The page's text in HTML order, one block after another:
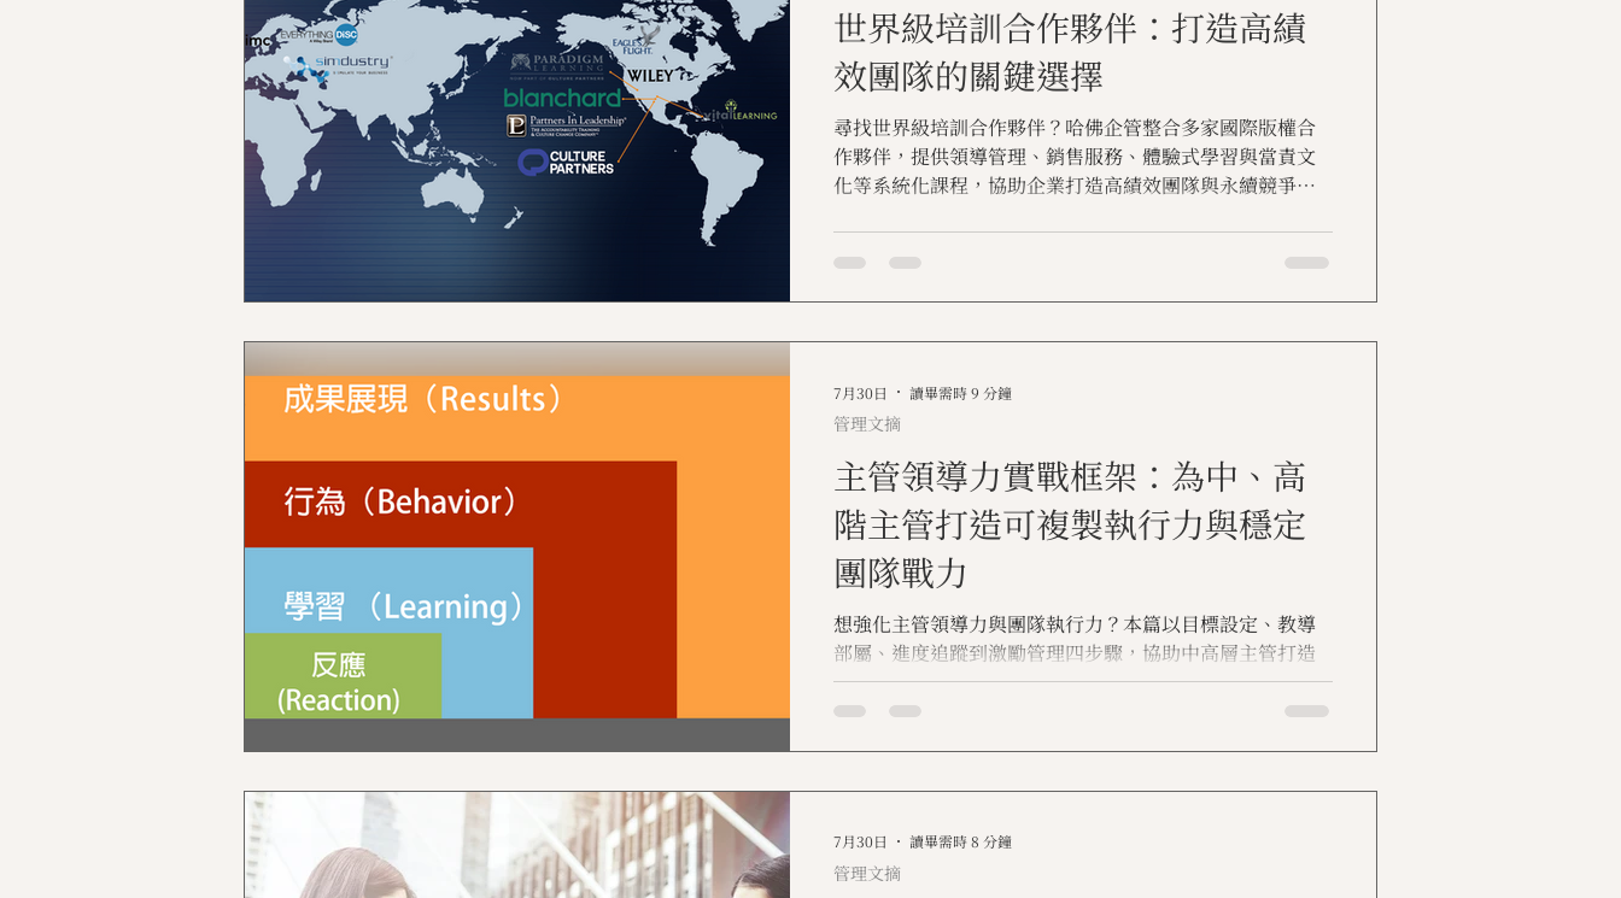
世界級培訓合作夥伴：打造高績
效團隊的關鍵選擇
尋找世界級培訓合作夥伴？哈佛企管整合多家國際版權合
作夥伴，提供領導管理、銷售服務、體驗式學習與當責文
化等系統化課程，協助企業打造高績效團隊與永續競爭
主管領導力實戰框架：為中、高
階主管打造可複製執行力與穩定
團隊戰力
想強化主管領導力與團隊執行力？本篇以目標設定、教導
部屬、進度追蹤到激勵管理四步驟，協助中高層主管打造
可複製的領導流程，並延伸運用哈佛企管領導管理公開課
資源。
管理文摘
7月30日 讀畢需時 9 分鐘
管理文摘
7月30日 讀畢需時 8 分鐘